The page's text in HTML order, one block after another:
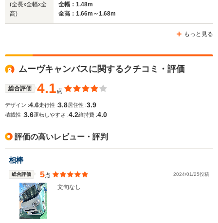
(全長x全幅x全
高)
全幅：1.48m
全高：1.66m～1.68m
もっと見る
ムーヴキャンバスに関するクチコミ・評価
総合評価 4.1 点
デザイン :4.6走行性 :3.8居住性 :3.9
積載性 :3.6運転しやすさ :4.2維持費 :4.0
評価の高いレビュー・評判
相棒
総合評価 5点 2024/01/25投稿
文句なし